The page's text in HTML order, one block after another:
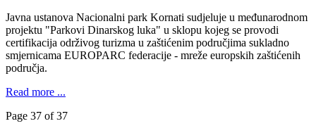
Javna ustanova Nacionalni park Kornati sudjeluje u međunarodnom
projektu "Parkovi Dinarskog luka" u sklopu kojeg se provodi
certifikacija održivog turizma u zaštićenim područjima sukladno
smjernicama EUROPARC federacije - mreže europskih zaštićenih
područja.
Read more ...
Page 37 of 37